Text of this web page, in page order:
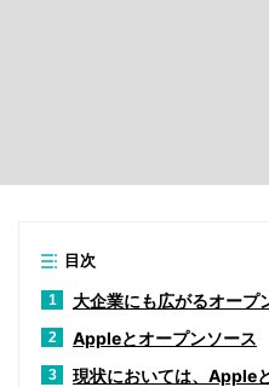
目次
1 大企業にも広がるオープ
2 Appleとオープンソース
3 現状においては、Apple